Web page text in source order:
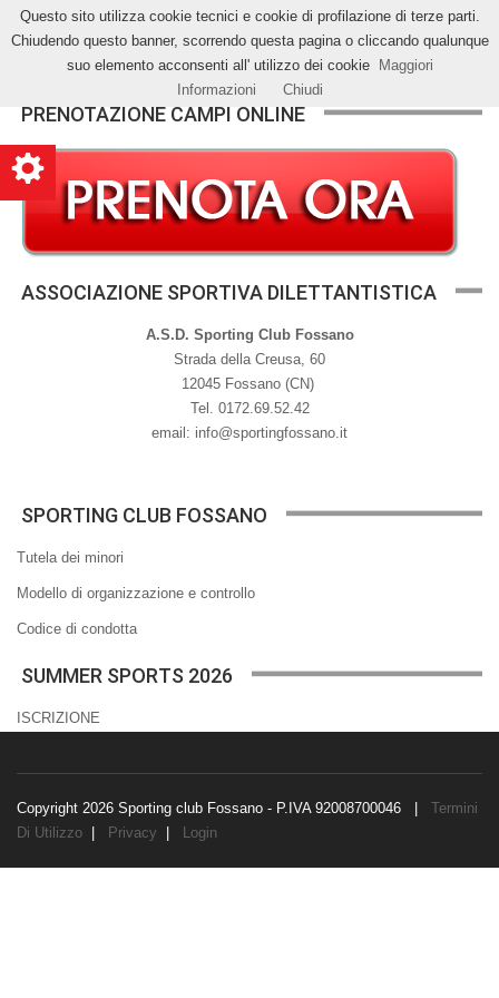
Toggle
PRENOTAZIONE CAMPI ONLINE
ASSOCIAZIONE SPORTIVA DILETTANTISTICA
A.S.D. Sporting Club Fossano
Strada della Creusa, 60
12045 Fossano (CN)
Tel. 0172.69.52.42
email: info@sportingfossano.it
SPORTING CLUB FOSSANO
Tutela dei minori
Modello di organizzazione e controllo
Codice di condotta
SUMMER SPORTS 2026
ISCRIZIONE
Copyright 2026 Sporting club Fossano - P.IVA 92008700046
Termini
Di Utilizzo
Privacy Login
Questo sito utilizza cookie tecnici e cookie di profilazione di terze parti.
Chiudendo questo banner, scorrendo questa pagina o cliccando qualunque
suo elemento acconsenti all' utilizzo dei cookie
Maggiori
Informazioni
Chiudi